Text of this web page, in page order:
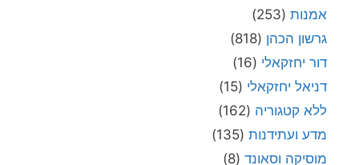
אמנות (253)
גרשון הכהן (818)
דור יחזקאלי (16)
דניאל יחזקאלי (15)
ללא קטגוריה (162)
מדע ועתידנות (135)
מוסיקה וסאונד (8)